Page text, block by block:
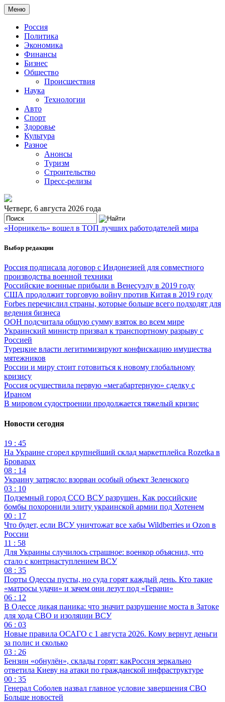
Меню
Россия
Политика
Экономика
Финансы
Бизнес
Общество
Происшествия
Наука
Технологии
Авто
Спорт
Здоровье
Культура
Разное
Анонсы
Туризм
Строительство
Пресс-релизы
Четверг, 6 августа 2026 года
«Норникель» вошел в ТОП лучших работодателей мира
Выбор редакции
Россия подписала договор с Индонезией для совместного
производства военной техники
Российские военные прибыли в Венесуэлу в 2019 году
США продолжит торговую войну против Китая в 2019 году
Forbes перечислил страны, которые больше всего подходят для
ведения бизнеса
ООН подсчитала общую сумму взяток во всем мире
Украинский министр призвал к транспортному разрыву с
Россией
Турецкие власти легитимизируют конфискацию имущества
мятежников
России и миру стоит готовиться к новому глобальному
кризису
Россия осуществила первую «мегабартерную» сделку с
Ираном
В мировом судостроении продолжается тяжелый кризис
Новости сегодня
19 : 45
На Украине сгорел крупнейший склад маркетплейса Rozetka в
Броварах
08 : 14
Украину затрясло: взорван особый объект Зеленского
03 : 10
Подземный город ССО ВСУ разрушен. Как российские
бомбы похоронили элиту украинской армии под Хотенем
00 : 17
Что будет, если ВСУ уничтожат все хабы Wildberries и Ozon в
России
11 : 58
Для Украины случилось страшное: военкор объяснил, что
стало с контрнаступлением ВСУ
08 : 35
Порты Одессы пусты, но суда горят каждый день. Кто такие
«матросы удачи» и зачем они лезут под «Герани»
06 : 12
В Одессе дикая паника: что значит разрушение моста в Затоке
для хода СВО и изоляции ВСУ
06 : 03
Новые правила ОСАГО с 1 августа 2026. Кому вернут деньги
за полис и сколько
03 : 26
Бензин «обнулён», склады горят: какРоссия зеркально
ответила Киеву на атаки по гражданской инфраструктуре
00 : 35
Генерал Соболев назвал главное условие завершения СВО
Больше новостей